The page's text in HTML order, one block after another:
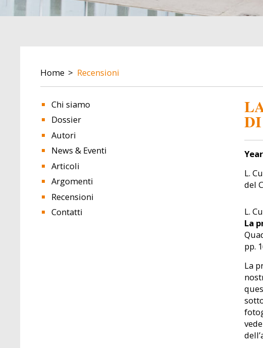
BREADCRUMB
Home Recensioni
Chi siamo
Dossier
Autori
News & Eventi
Articoli
Argomenti
Recensioni
Contatti
L.
del
L.
La
pp.
La